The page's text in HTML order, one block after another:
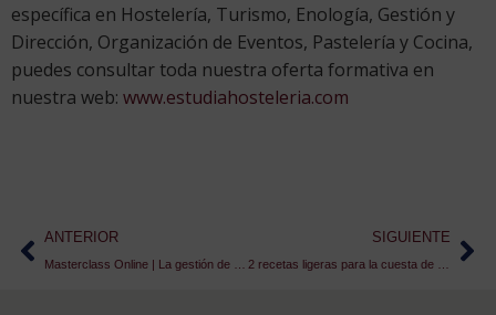
específica en Hostelería, Turismo, Enología, Gestión y
Dirección, Organización de Eventos, Pastelería y Cocina,
puedes consultar toda nuestra oferta formativa en
nuestra web: www.estudiahosteleria.com
ANTERIOR SIGUIENTE